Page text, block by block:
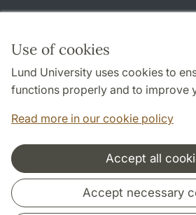
Use of cookies
Lund University uses cookies to
functions properly and to improve
Read more in our cookie policy
Accept all
Accept necessary
About this website and cookies
Privacy policy
Accessibility
Cooperation and